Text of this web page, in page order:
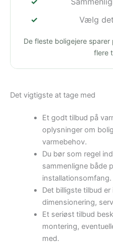
Vælg
De fleste boligejere
flere
Det vigtigste at tage med
Et godt tilbud på
oplysninger om
varmebehov.
Du bør som regel
sammenligne både
installationsomfang.
Det billigste tilbud
dimensionering,
Et seriøst tilbud
montering,
med.